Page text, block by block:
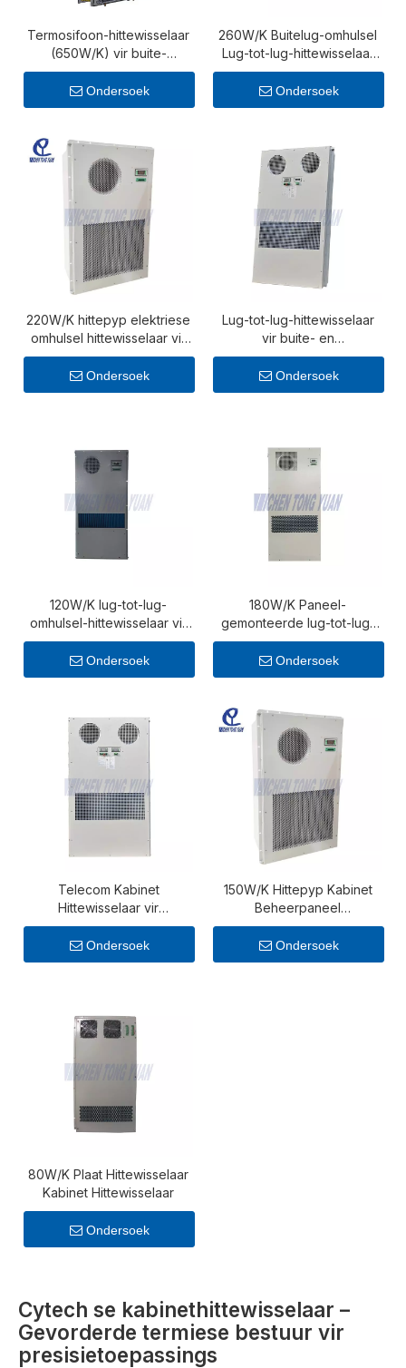
Termosifoon-hittewisselaar
(650W/K) vir buite-
telekommunikasie- en
batterykaste
Ondersoek
260W/K Buitelug-omhulsel
Lug-tot-lug-hittewisselaar
(Model H26NA0E)
Ondersoek
220W/K hittepyp elektriese
omhulsel hittewisselaar vir
buite telekommunikasie en
industriële kaste
Ondersoek
Lug-tot-lug-hittewisselaar
vir buite- en
telekommunikasiekaste
Ondersoek
120W/K lug-tot-lug-
omhulsel-hittewisselaar vir
buite-telekommunikasie- en
beheerkaste
Ondersoek
180W/K Paneel-
gemonteerde lug-tot-lug-
omhulsel-hittewisselaar
Ondersoek
Telecom Kabinet
Hittewisselaar vir
Buitelugkommunikasie-
omhulsels 325w/k
Ondersoek
150W/K Hittepyp Kabinet
Beheerpaneel
Hittewisselaar
Ondersoek
80W/K Plaat Hittewisselaar
Kabinet Hittewisselaar
Ondersoek
Cytech se kabinethittewisselaar –
Gevorderde termiese bestuur vir
presisietoepassings